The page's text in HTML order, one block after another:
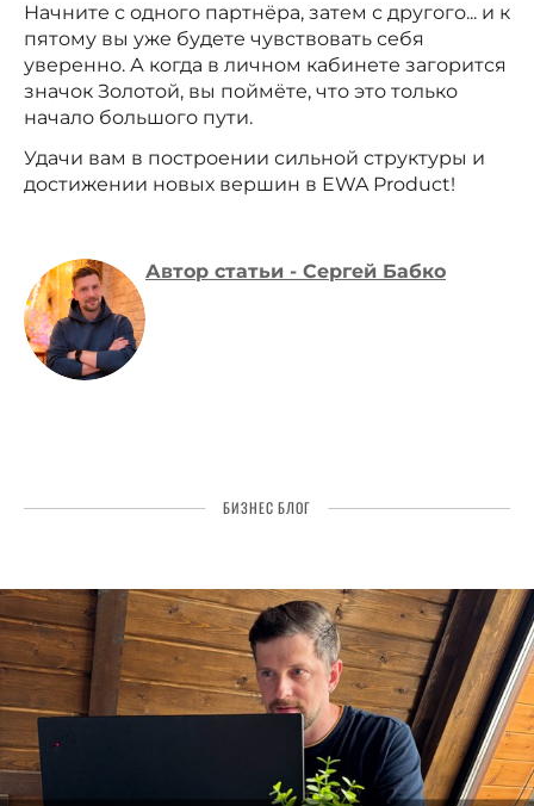
Начните с одного партнёра, затем с другого... и к
пятому вы уже будете чувствовать себя
уверенно. А когда в личном кабинете загорится
значок Золотой, вы поймёте, что это только
начало большого пути.
Удачи вам в построении сильной структуры и
достижении новых вершин в EWA Product!
Автор статьи - Сергей Бабко
БИЗНЕС БЛОГ